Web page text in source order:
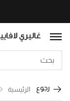
رجوع الرئيسية